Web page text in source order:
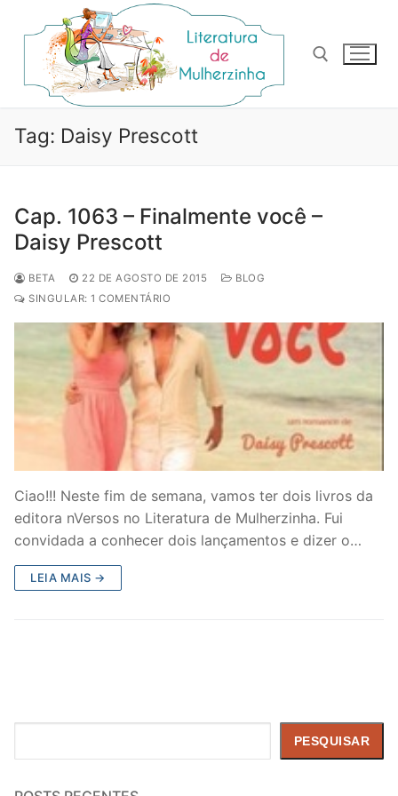
para
conteúdo
Pesquisar por:
Tag: Daisy Prescott
Cap. 1063 – Finalmente você –
Daisy Prescott
BETA 22 DE AGOSTO DE 2015
BLOG
SINGULAR: 1 COMENTÁRIO
Ciao!!! Neste fim de semana, vamos ter dois livros da
editora nVersos no Literatura de Mulherzinha. Fui
convidada a conhecer dois lançamentos e dizer o…
LEIA MAIS →
PESQUISAR